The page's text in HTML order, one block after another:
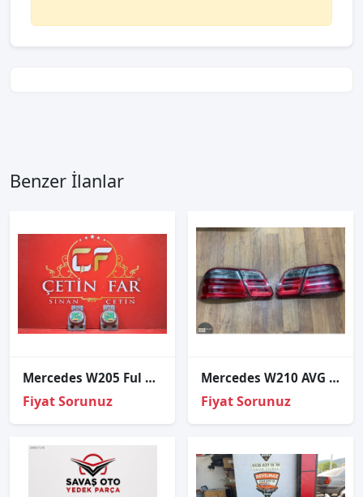
Benzer İlanlar
Mercedes W205 Ful Led Gündüz Led Modülü Sağ Sol Sökme Orj 2020
Fiyat Sorunuz
Mercedes W210 AVG Füme İç Dış Stop Lambası Takım 2000-2002
Fiyat Sorunuz